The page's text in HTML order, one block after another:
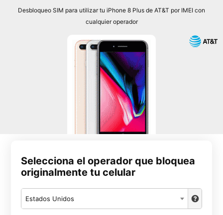
Desbloqueo SIM para utilizar tu iPhone 8 Plus de AT&T por IMEI con
cualquier operador
Selecciona el operador que bloquea
originalmente tu celular
Estados Unidos